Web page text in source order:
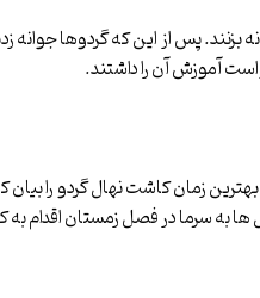
آموزش آن را داشتند.
زمان کاشت نهال گردو را
به سرما در فصل زمستان اقدام